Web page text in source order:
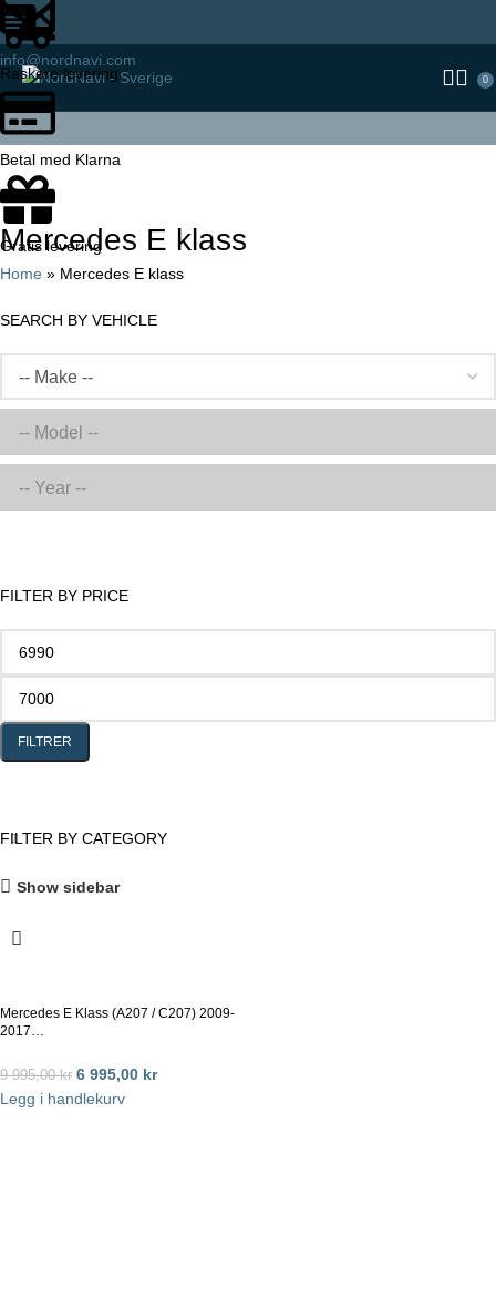
info@nordnavi.com
0
Raskere levering
Betal med Klarna
Gratis levering
Mercedes E klass
Home » Mercedes E klass
SEARCH BY VEHICLE
FILTER BY PRICE
FILTRER
FILTER BY CATEGORY
Show sidebar
Mercedes E Klass (A207 / C207) 2009-
2017…
9 995,00kr 6 995,00 kr
Legg i handlekurv